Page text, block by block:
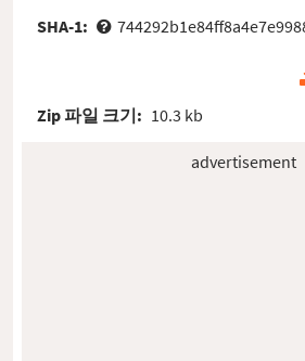
SHA-1:
Zip 파일 크기: 10.3 kb
advertisement